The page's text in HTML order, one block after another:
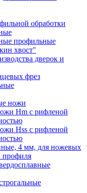
обработки
профильные
хвост"
дверок и
фрез
ножи
Hm с рифленой
Hss с рифленой
4 мм, для ножевых
профиля